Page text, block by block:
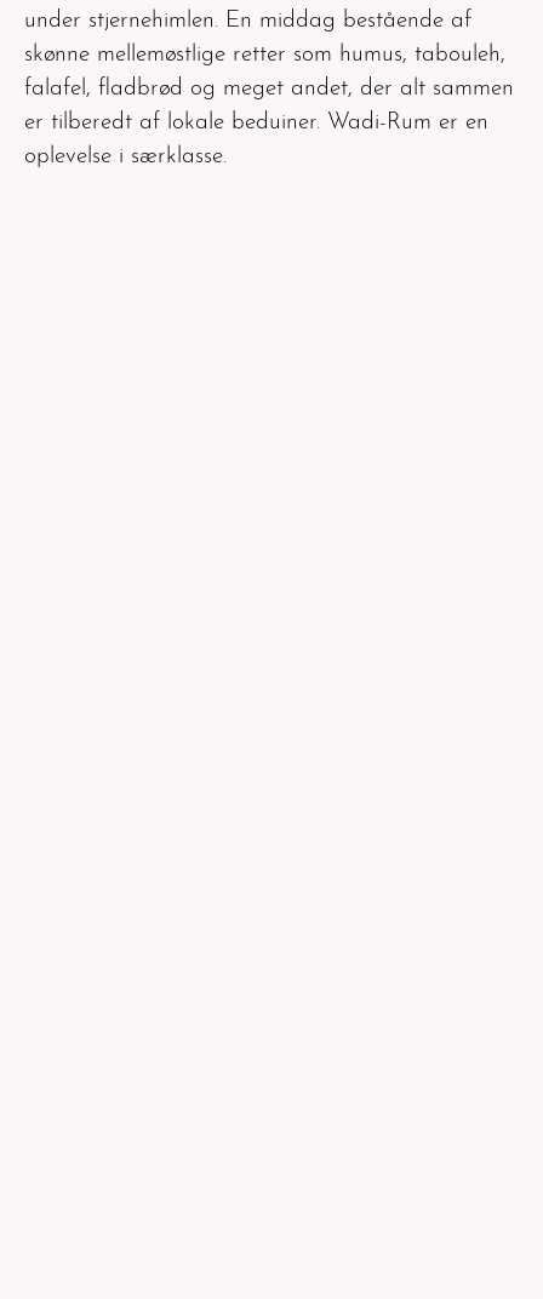
under stjernehimlen. En middag bestående af
skønne mellemøstlige retter som humus, tabouleh,
falafel, fladbrød og meget andet, der alt sammen
er tilberedt af lokale beduiner. Wadi-Rum er en
oplevelse i særklasse.